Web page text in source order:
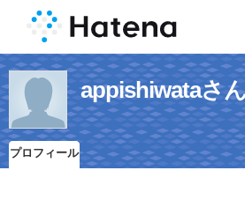
appishiwataさ
プロフィール